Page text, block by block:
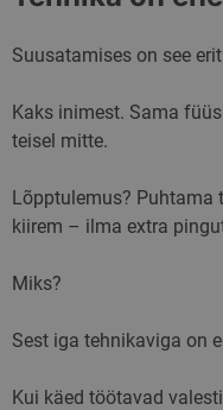
Suusatamises on see
Kaks inimest. Sama
teisel mitte.
Lõpptulemus? Puhtama
kiirem – ilma extra
Miks?
Sest iga tehnikaviga on
Kui käed töötavad